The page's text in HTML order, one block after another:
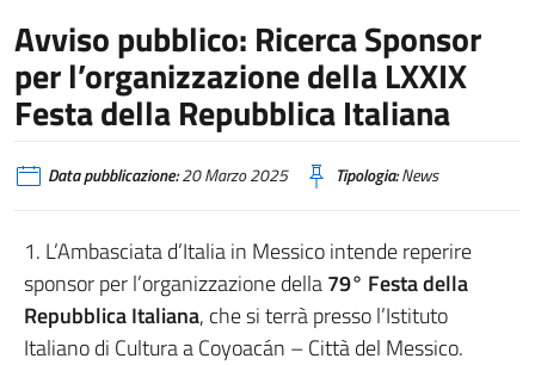
Avviso pubblico: Ricerca Sponsor
per l’organizzazione della LXXIX
Festa della Repubblica Italiana
Data pubblicazione:20 Marzo 2025 Tipologia:News
1. L’Ambasciata d’Italia in Messico intende reperire
sponsor per l’organizzazione della79° Festa della
Repubblica Italiana, che si terrà presso l’Istituto
Italiano di Cultura a Coyoacán – Città del Messico.